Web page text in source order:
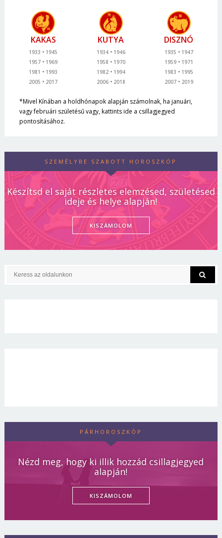
KAKAS
1933
1945
1957
1969
1981
1993
2005
2017
KUTYA
1934
1946
1958
1970
1982
1994
2006
2018
DISZNÓ
1935
1947
1959
1971
1983
1995
2007
2019
*Mivel Kínában a holdhónapok alapján számolnak, ha januári,
vagy februári születésű vagy, kattints ide a csillagjegyed
pontosításához.
SZEMÉLYRE SZABOTT HOROSZKÓP
Készítsd el saját részletes elemzésed, születésed
ideje és helye alapján!
KISZÁMOLOM
PÁRHOROSZKÓP
Nézd meg, hogy ki illik hozzád csillagjegyed
alapján!
KISZÁMOLOM